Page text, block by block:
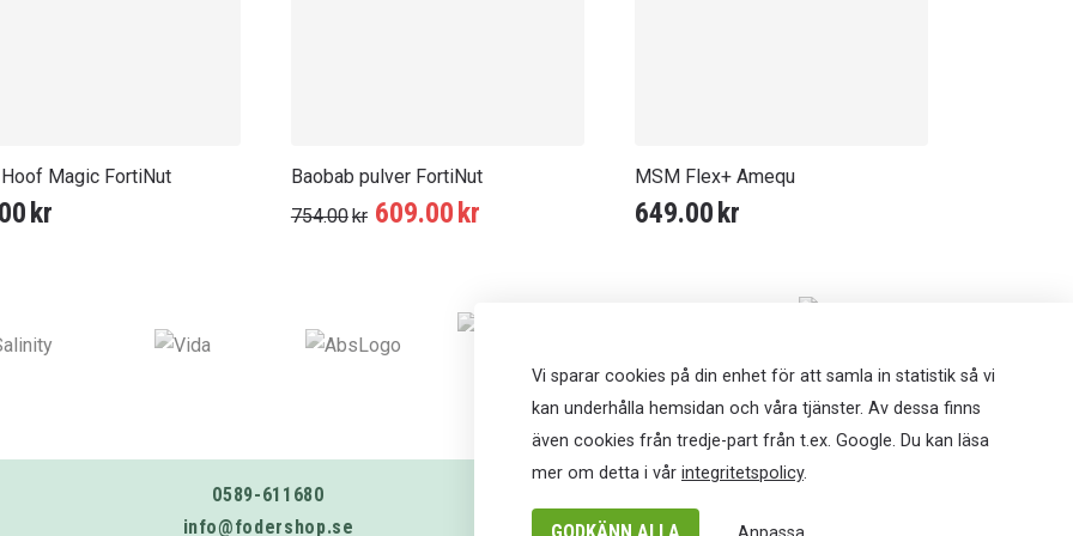
Magic FortiNut
kr
Baobab pulver FortiNut
754.00kr Det
754.00kr.
609.00 kr
MSM Flex+ Amequ
649.00 kr
0589-611680
info@fodershop.se
Vi sparar cookies på din enhet för att samla in statistik så vi
kan underhålla hemsidan och våra tjänster. Av dessa finns
även cookies från tredje-part från t.ex. Google. Du kan läsa
mer om detta i vår integritetspolicy.